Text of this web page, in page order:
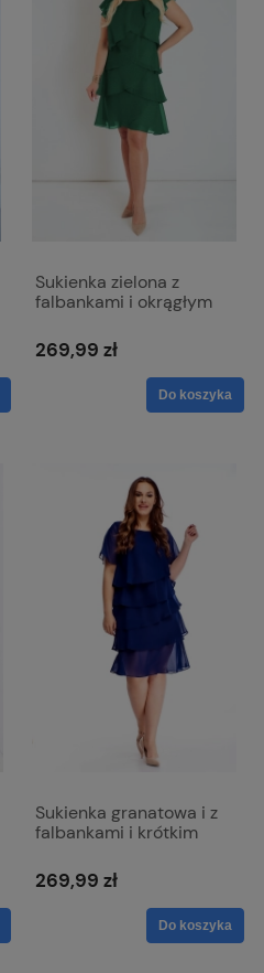
Sukienka zielona z
falbankami i okrągłym
269,99 zł
Do koszyka
Sukienka granatowa i z
falbankami i krótkim
269,99 zł
Do koszyka